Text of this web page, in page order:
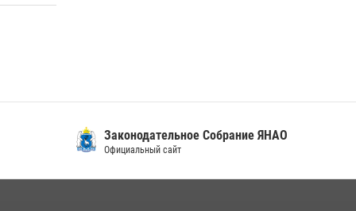
Законодательное Собрание ЯНАО
Официальный сайт